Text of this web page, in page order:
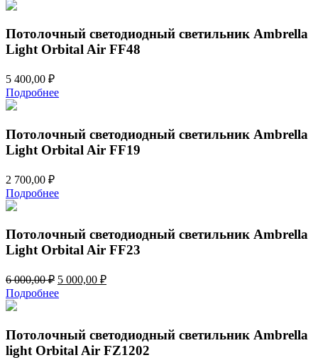
Потолочный светодиодный светильник Ambrella
Light Orbital Air FF48
5 400,00 ₽
Подробнее
Потолочный светодиодный светильник Ambrella
Light Orbital Air FF19
2 700,00 ₽
Подробнее
Потолочный светодиодный светильник Ambrella
Light Orbital Air FF23
6 000,00₽ Первоначальная
цена
составляла
000,00 ₽.
5 000,00 ₽Текущая
Подробнее
Потолочный светодиодный светильник Ambrella
light Orbital Air FZ1202